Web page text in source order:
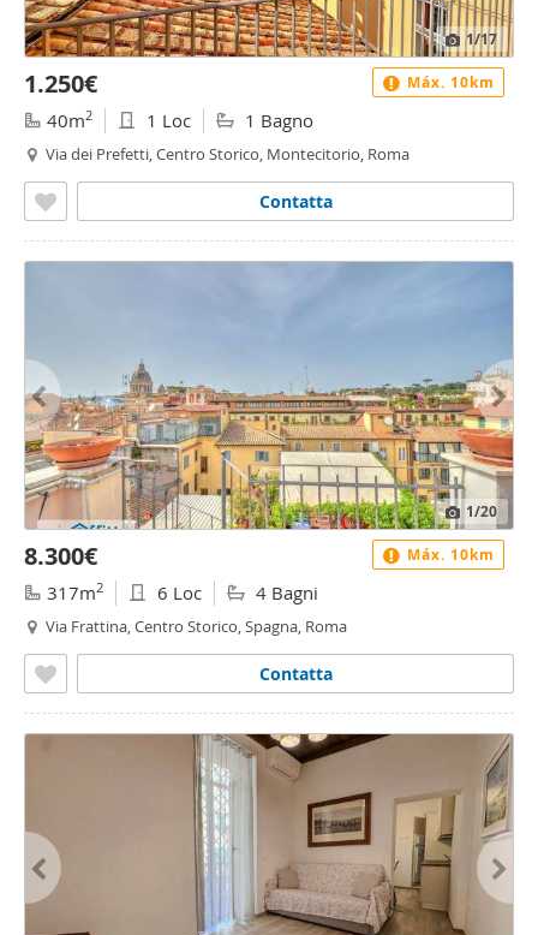
1/17
1.250€
40m2 1 Loc 1 Bagno
Via dei Prefetti, Centro Storico, Montecitorio, Roma
Contatta
Máx. 10km
1/20
8.300€
317m2 6 Loc 4 Bagni
Via Frattina, Centro Storico, Spagna, Roma
Contatta
Máx. 10km